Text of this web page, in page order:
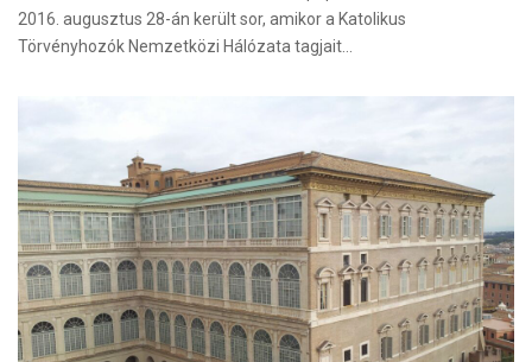
2016. augusztus 28-án került sor, amikor a Katolikus
Törvényhozók Nemzetközi Hálózata tagjait…